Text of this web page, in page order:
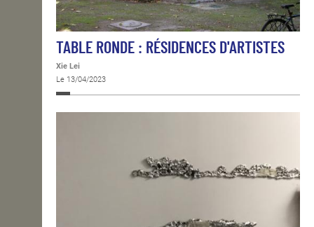
TABLE RONDE : RÉSIDENCES D'ARTISTES
Xie Lei
Le 13/04/2023